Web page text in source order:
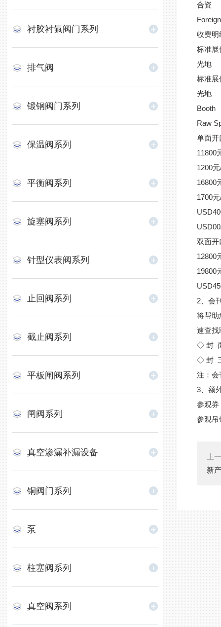
衬胶衬氟阀门系列
排气阀
锻钢阀门系列
保温阀系列
平衡阀系列
旋塞阀系列
针型仪表阀系列
止回阀系列
截止阀系列
平板闸阀系列
闸阀系列
真空渗漏补漏设备
铜阀门系列
泵
柱塞阀系列
真空阀系列
合资
收费明
标准展
光地
标准展
光地
Booth
Raw
单面开
11800
1200
16800
1700
双面开
12800
19800
2、会
将帮助
速查找
◇ 封
◇ 封
注：会
3、额
参观
参观
上
新